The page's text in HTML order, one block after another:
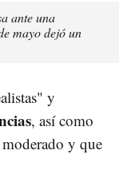
ante una
mayo dejó un
y
, así como
y que